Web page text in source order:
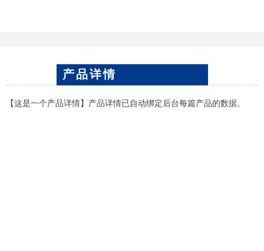
【这是一个产品详情】产品详情已自动绑定后台每篇产品的数据。
产品详情